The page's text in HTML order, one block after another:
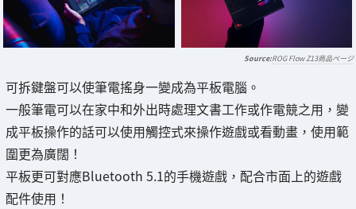
ROG Flow Z13商品ページ
可拆鍵盤可以使筆電搖身一變成為平板電腦。
一般筆電可以在家中和外出時處理文書工作或作電競之用，變
成平板操作的話可以使用觸控式來操作遊戲或看動畫，使用範
圍更為廣闊！
平板更可對應Bluetooth 5.1的手機遊戲，配合市面上的遊戲
配件使用！